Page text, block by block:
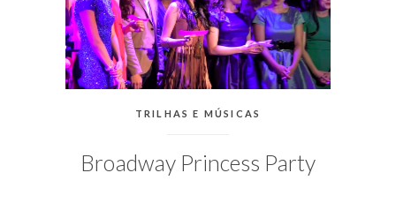
CATEGORIAS:
TRILHAS E MÚSICAS
Broadway Princess Party